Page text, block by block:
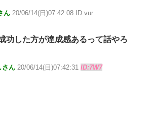
ん 20/06/14(日)07:42:08 ID:vur
功した方が達成感あるって話やろ
さん 20/06/14(日)07:42:31 ID:7W7